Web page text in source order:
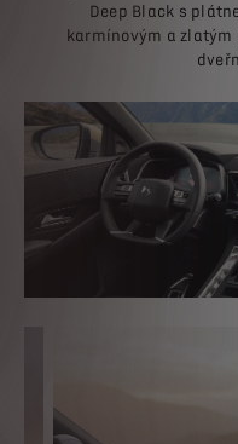
Deep Black s
karmínovým a